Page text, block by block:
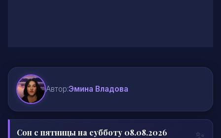
Автор:Эмина Владова
Сон с пятницы на субботу 08.08.2026